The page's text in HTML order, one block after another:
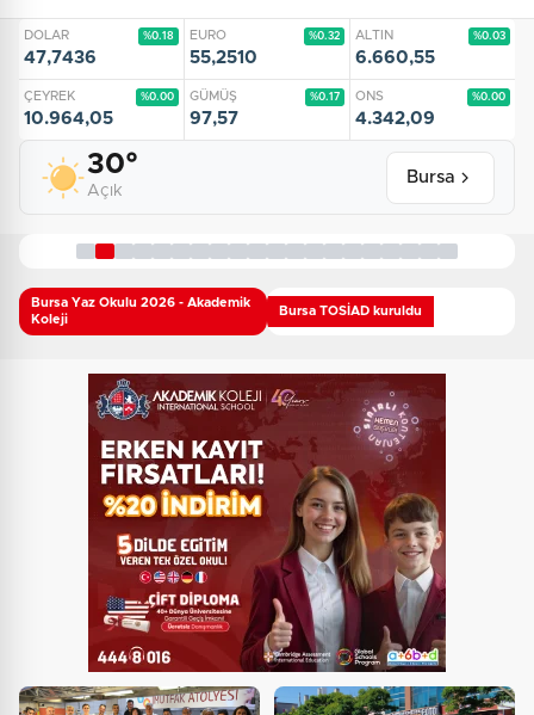
DOLAR
47,7436
%0.18 EURO
55,2510
%0.32 ALTIN
6.660,55
%0.03
ÇEYREK
10.964,05
%0.00 GÜMÜŞ
97,57
%0.17 ONS
4.342,09
%0.00
30°
Açık
Bursa
Magazin
Bodrum’da Ferrari’li deniz
Bursa Yaz Okulu 2026 - Akademik
Koleji
Bursa TOSİAD kuruldu